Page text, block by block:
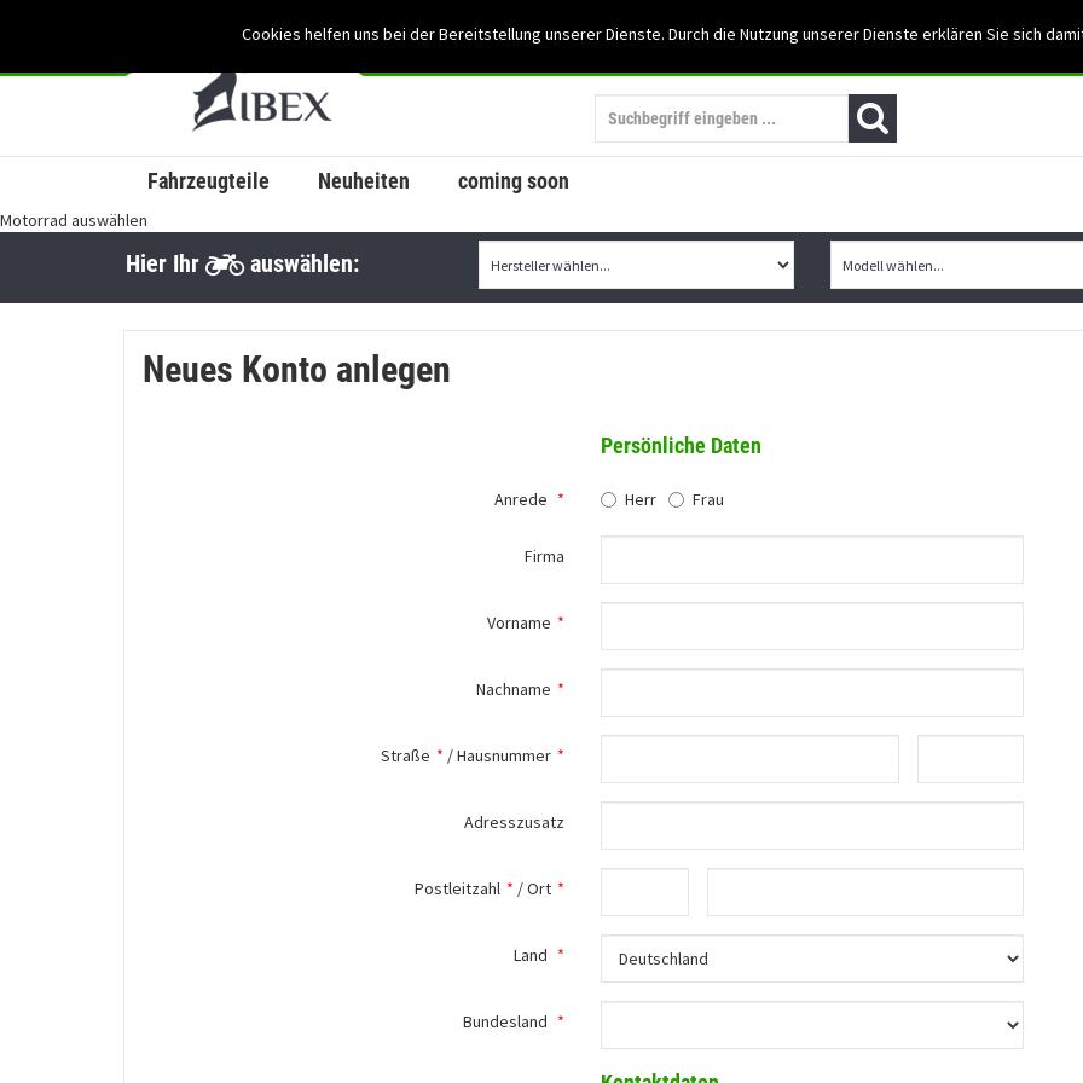
Cookies helfen uns bei der Bereitstellung unserer Dienste. Durch die Nutzung unserer Dienste erklären Sie sich
Mein Konto Support: 03501-
Fahrzeugteile Neuheiten coming soon
Motorrad auswählen
Hier Ihr auswählen:
Neues Konto anlegen
Persönliche Daten
Anrede * Herr Frau
Firma
Vorname *
Nachname *
Straße * /Hausnummer *
Adresszusatz
Postleitzahl * /Ort *
Land *
Bundesland *